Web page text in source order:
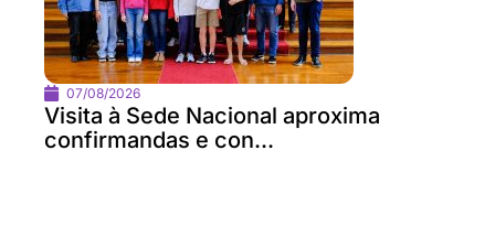
07/08/2026
Visita à Sede Nacional aproxima
confirmandas e con...